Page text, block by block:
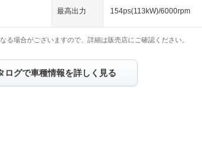
最高出力 154ps(113kW)/6000rpm
場合がございますので、詳細は販売店にご確認ください。
ログで車種情報を詳しく見る